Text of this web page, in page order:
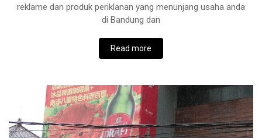
reklame dan produk periklanan yang menunjang usaha anda
di Bandung dan
Read more